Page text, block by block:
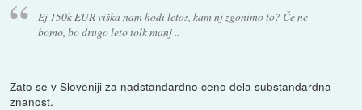
Ej 150k EUR viška nam hodi letos, kam nj zgonimo to? Če ne
bomo, bo drugo leto tolk manj ..
Zato se v Sloveniji za nadstandardno ceno dela substandardna
znanost.